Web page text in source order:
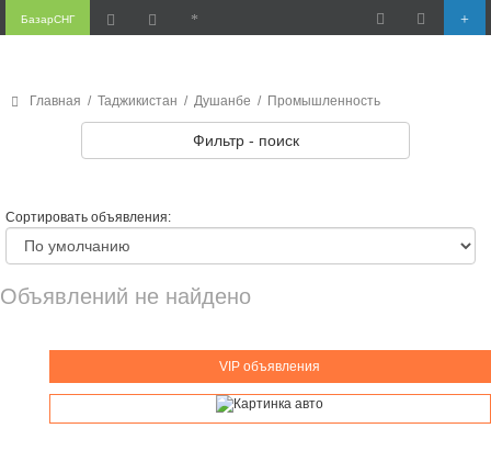
БазарСНГ
Главная / Таджикистан / Душанбе / Промышленность
Фильтр - поиск
Сортировать объявления:
Объявлений не найдено
VIP объявления